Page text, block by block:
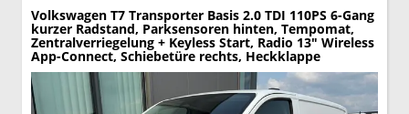
Volkswagen T7 Transporter Basis 2.0 TDI 110PS 6-Gang
kurzer Radstand, Parksensoren hinten, Tempomat,
Zentralverriegelung + Keyless Start, Radio 13" Wireless
App-Connect, Schiebetüre rechts, Heckklappe